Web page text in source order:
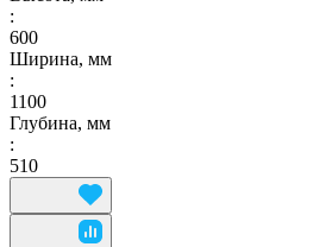
:
600
Ширина, мм
:
1100
Глубина, мм
:
510